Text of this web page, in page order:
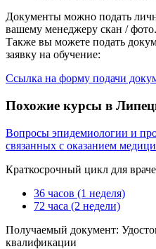
Документы можно подать
вашему менеджеру скан / фото.
Также вы можете подать
заявку на обучение:
Ссылка на форму подачи
Похожие курсы в
Вопросы эпидемиологии и
связанных с оказанием
Краткосрочный цикл для
36 часов (1 неделя)
72 часа (2 недели)
Получаемый документ:
квалификации